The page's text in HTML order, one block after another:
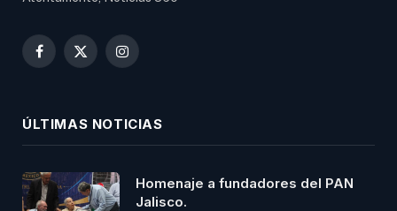
Facebook
X
Instagram
ÚLTIMAS NOTICIAS
Homenaje a fundadores del PAN
Jalisco.